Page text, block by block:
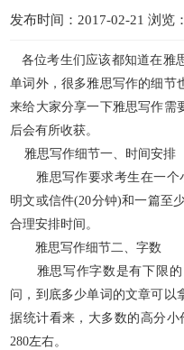
发布时间：2017-02-21 浏览
各位考生们应该都知道在雅
单词外，很多雅思写作的细节
来给大家分享一下雅思写作需
后会有所收获。
雅思写作细节一、时间安排
雅思写作要求考生在一个
明文或信件(20分钟)和一篇至
合理安排时间。
雅思写作细节二、字数
雅思写作字数是有下限的
问，到底多少单词的文章可以
据统计看来，大多数的高分
280左右。